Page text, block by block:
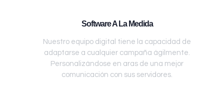
Software A La Medida
Nuestro equipo digital tiene la capacidad de
adaptarse a cualquier campaña ágilmente.
Personalizándose en aras de una mejor
comunicación con sus servidores.